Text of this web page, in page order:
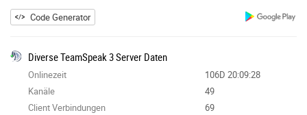
Code Generator
Diverse TeamSpeak 3 Server Daten
Onlinezeit
106D 20:09:28
Kanäle
49
Client Verbindungen
69